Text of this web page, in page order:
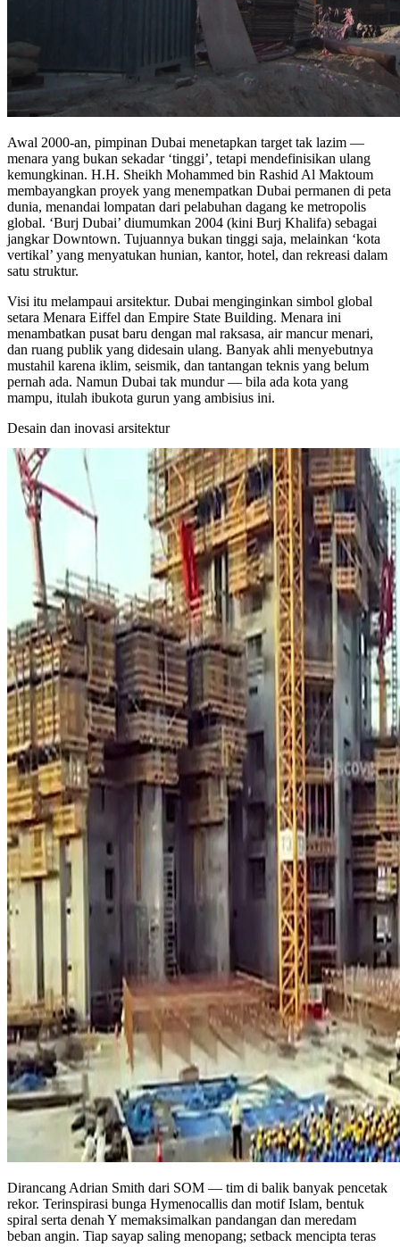
Awal 2000-an, pimpinan Dubai menetapkan target tak lazim —
menara yang bukan sekadar ‘tinggi’, tetapi mendefinisikan ulang
kemungkinan. H.H. Sheikh Mohammed bin Rashid Al Maktoum
membayangkan proyek yang menempatkan Dubai permanen di peta
dunia, menandai lompatan dari pelabuhan dagang ke metropolis
global. ‘Burj Dubai’ diumumkan 2004 (kini Burj Khalifa) sebagai
jangkar Downtown. Tujuannya bukan tinggi saja, melainkan ‘kota
vertikal’ yang menyatukan hunian, kantor, hotel, dan rekreasi dalam
satu struktur.
Visi itu melampaui arsitektur. Dubai menginginkan simbol global
setara Menara Eiffel dan Empire State Building. Menara ini
menambatkan pusat baru dengan mal raksasa, air mancur menari,
dan ruang publik yang didesain ulang. Banyak ahli menyebutnya
mustahil karena iklim, seismik, dan tantangan teknis yang belum
pernah ada. Namun Dubai tak mundur — bila ada kota yang
mampu, itulah ibukota gurun yang ambisius ini.
Desain dan inovasi arsitektur
Dirancang Adrian Smith dari SOM — tim di balik banyak pencetak
rekor. Terinspirasi bunga Hymenocallis dan motif Islam, bentuk
spiral serta denah Y memaksimalkan pandangan dan meredam
beban angin. Tiap sayap saling menopang; setback mencipta teras